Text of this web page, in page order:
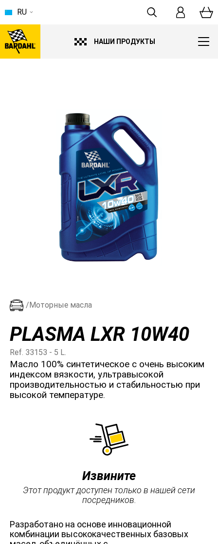
НАШИ ПРОДУКТЫ
RU
/Моторные масла
PLASMA LXR 10W40
Ref. 33153 - 5 L.
Масло 100% синтетическое с очень высоким
индексом вязкости, ультравысокой
производительностью и стабильностью при
высокой температуре.
Извините
Этот продукт доступен только в нашей сети
посредников.
Разработано на основе инновационной
комбинации высококачественных базовых